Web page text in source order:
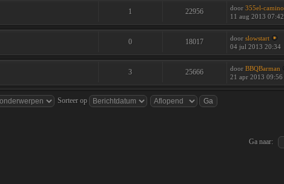
1 22956 door 355el-camino
11 aug 2013 07:42
0 18017 door slowstart
04 jul 2013 20:34
3 25666 door BBQBarman
21 apr 2013 09:56
Sorteer op
Ga naar: